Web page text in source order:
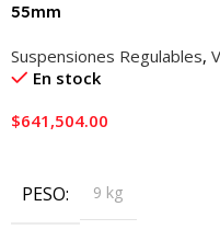
55mm
Suspensiones Regulables,
En stock
$641,504.00
PESO 9 kg